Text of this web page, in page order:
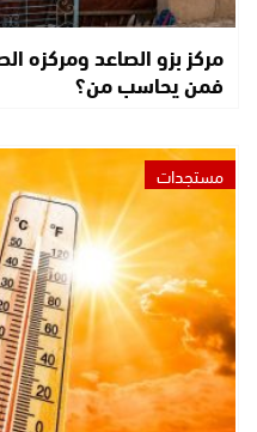
مركز بزو الصاعد ومركزه
فمن يحاسب من؟
مستجدات